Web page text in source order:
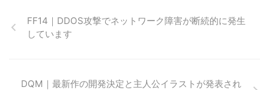
FF14｜DDOS攻撃でネットワーク障害が断続的に発生
しています
DQM｜最新作の開発決定と主人公イラストが発表され